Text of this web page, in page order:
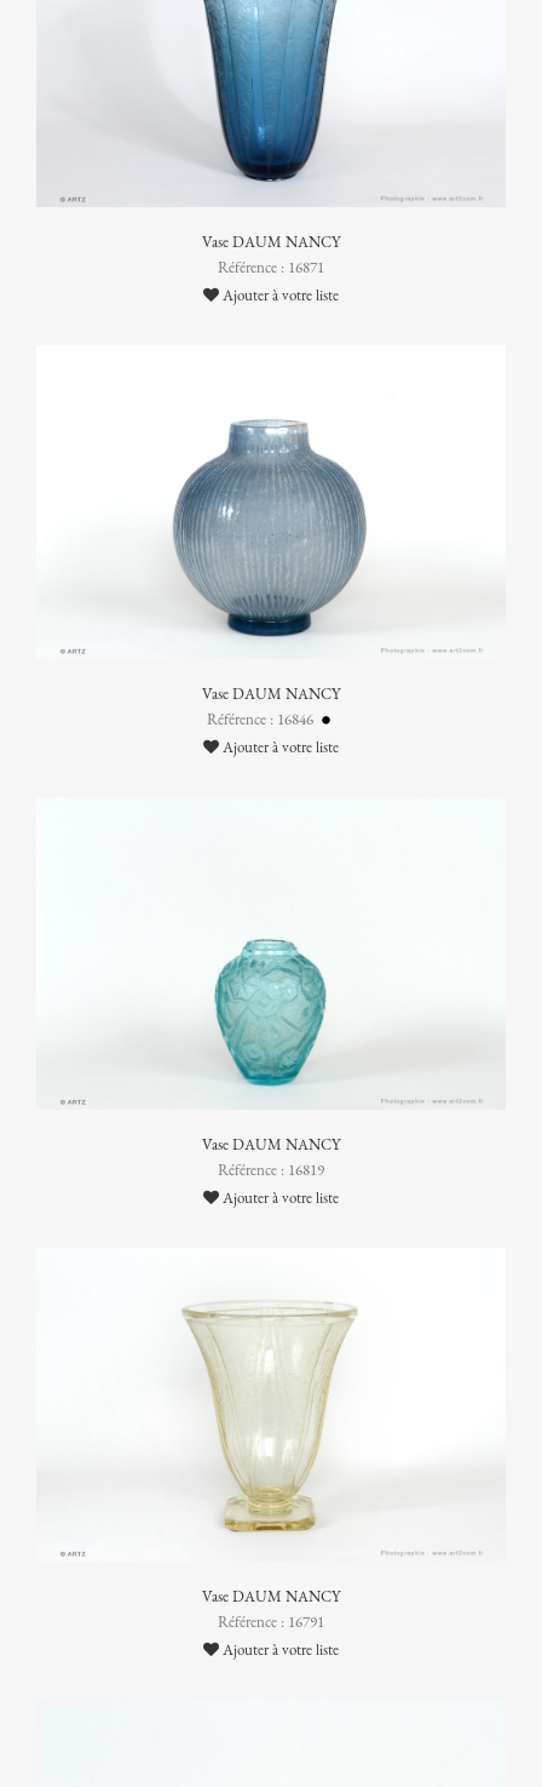
Vase DAUM NANCY
Référence : 16871
Ajouter à votre liste
Vase DAUM NANCY
Référence : 16846
Ajouter à votre liste
Vase DAUM NANCY
Référence : 16819
Ajouter à votre liste
Vase DAUM NANCY
Référence : 16791
Ajouter à votre liste